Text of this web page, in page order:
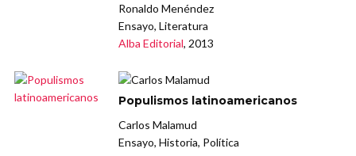
Ronaldo Menéndez
Ensayo, Literatura
Alba Editorial, 2013
Populismos latinoamericanos
Carlos Malamud
Ensayo, Historia, Política